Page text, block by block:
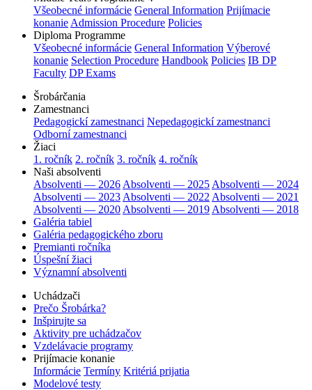
Všeobecné informácie General Information Prijímacie
konanie Admission Procedure Policies
Diploma Programme
Všeobecné informácie General Information Výberové
konanie Selection Procedure Handbook Policies IB DP
Faculty DP Exams
Šrobárčania
Zamestnanci
Pedagogickí zamestnanci Nepedagogickí zamestnanci
Odborní zamestnanci
Žiaci
1. ročník 2. ročník 3. ročník 4. ročník
Naši absolventi
Absolventi — 2026 Absolventi — 2025 Absolventi — 2024
Absolventi — 2023 Absolventi — 2022 Absolventi — 2021
Absolventi — 2020 Absolventi — 2019 Absolventi — 2018
Galéria tabiel
Galéria pedagogického zboru
Premianti ročníka
Úspešní žiaci
Významní absolventi
Uchádzači
Prečo Šrobárka?
Inšpirujte sa
Aktivity pre uchádzačov
Vzdelávacie programy
Prijímacie konanie
Informácie Termíny Kritériá prijatia
Modelové testy